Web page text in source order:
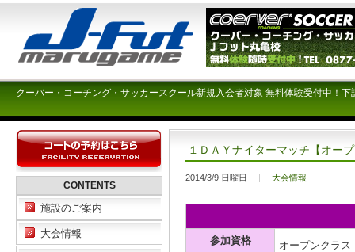
クーバー・コーチング・サッカースクール新規入会者対象 無料体験受付中！
１ＤＡＹナイターマッチ【オー
2014/3/9 日曜日 大会情報
参加資格 オープンクラス
CONTENTS
施設のご案内
大会情報